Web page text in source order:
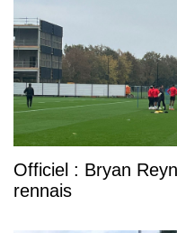
Officiel : Bryan
rennais